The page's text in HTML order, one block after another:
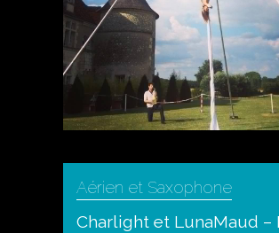
Aérien et Saxophone
Charlight et LunaMaud –